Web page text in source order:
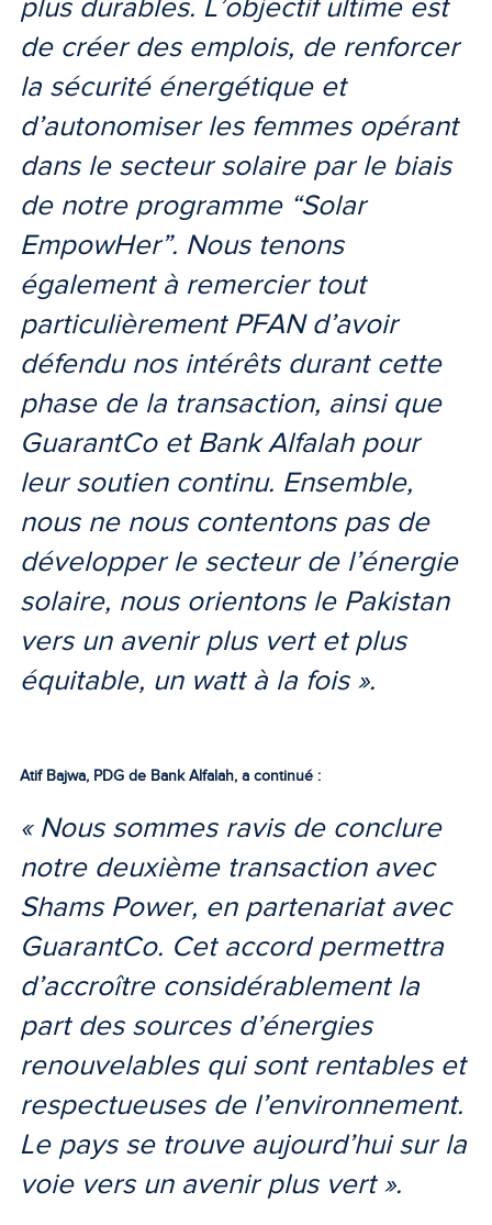
plus durables. L’objectif ultime est
de créer des emplois, de renforcer
la sécurité énergétique et
d’autonomiser les femmes opérant
dans le secteur solaire par le biais
de notre programme “Solar
EmpowHer”. Nous tenons
également à remercier tout
particulièrement PFAN d’avoir
défendu nos intérêts durant cette
phase de la transaction, ainsi que
GuarantCo et Bank Alfalah pour
leur soutien continu. Ensemble,
nous ne nous contentons pas de
développer le secteur de l’énergie
solaire, nous orientons le Pakistan
vers un avenir plus vert et plus
équitable, un watt à la fois ».
Atif Bajwa, PDG de Bank Alfalah, a continué :
« Nous sommes ravis de conclure
notre deuxième transaction avec
Shams Power, en partenariat avec
GuarantCo. Cet accord permettra
d’accroître considérablement la
part des sources d’énergies
renouvelables qui sont rentables et
respectueuses de l’environnement.
Le pays se trouve aujourd’hui sur la
voie vers un avenir plus vert ».